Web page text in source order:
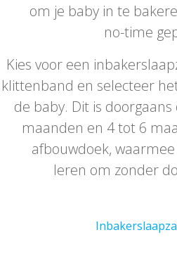
om je baby in te
no-time
Kies voor een
klittenband en selecteer
de baby. Dit is
maanden en 4 tot 6
afbouwdoek, waarmee
leren om zonder